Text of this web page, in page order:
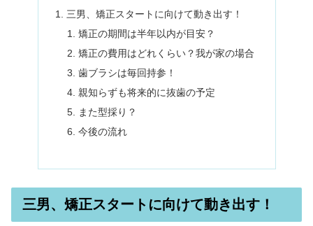
三男、矯正スタートに向けて動き出す！
矯正の期間は半年以内が目安？
矯正の費用はどれくらい？我が家の場合
歯ブラシは毎回持参！
親知らずも将来的に抜歯の予定
また型採り？
今後の流れ
三男、矯正スタートに向けて動き出す！